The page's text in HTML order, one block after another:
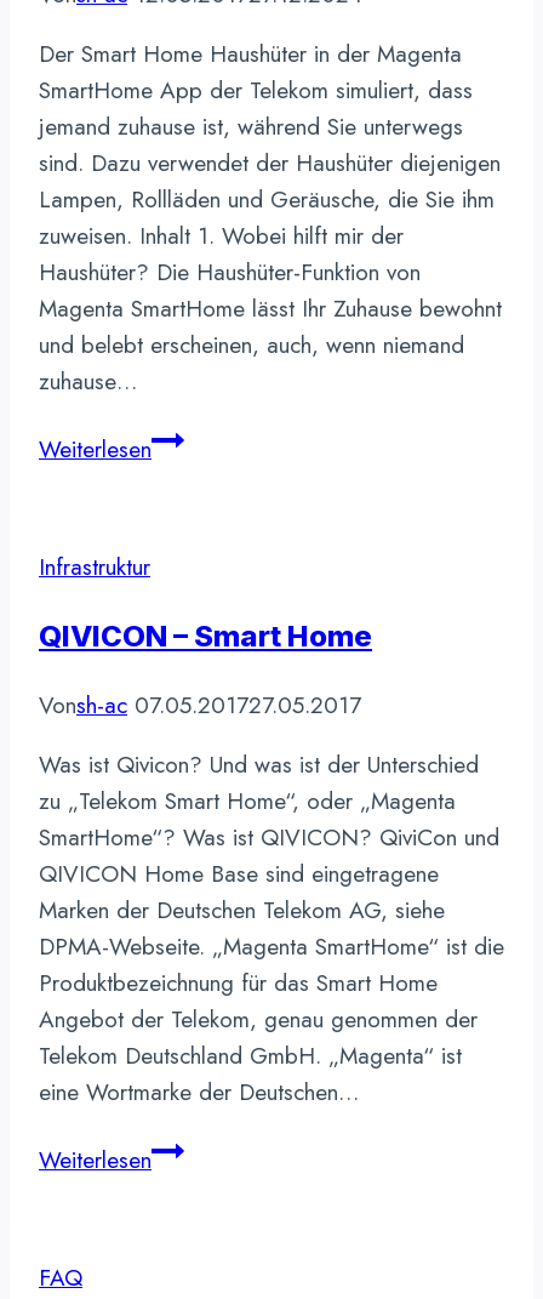
Der Smart Home Haushüter in der Magenta
SmartHome App der Telekom simuliert, dass
jemand zuhause ist, während Sie unterwegs
sind. Dazu verwendet der Haushüter diejenigen
Lampen, Rollläden und Geräusche, die Sie ihm
zuweisen. Inhalt 1. Wobei hilft mir der
Haushüter? Die Haushüter-Funktion von
Magenta SmartHome lässt Ihr Zuhause bewohnt
und belebt erscheinen, auch, wenn niemand
zuhause…
WeiterlesenHaushüter
App
Infrastruktur
QIVICON – Smart Home
Vonsh-ac 07.05.201727.05.2017
Was ist Qivicon? Und was ist der Unterschied
zu „Telekom Smart Home“, oder „Magenta
SmartHome“? Was ist QIVICON? QiviCon und
QIVICON Home Base sind eingetragene
Marken der Deutschen Telekom AG, siehe
DPMA-Webseite. „Magenta SmartHome“ ist die
Produktbezeichnung für das Smart Home
Angebot der Telekom, genau genommen der
Telekom Deutschland GmbH. „Magenta“ ist
eine Wortmarke der Deutschen…
WeiterlesenQIVICON
FAQ